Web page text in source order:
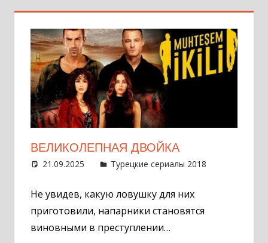
ВЕЛИКОЛЕПНАЯ ДВОЙКА
21.09.2025 Администратор
Турецкие сериалы 2018
Не увидев, какую ловушку для них
приготовили, напарники становятся
виновными в преступлении…